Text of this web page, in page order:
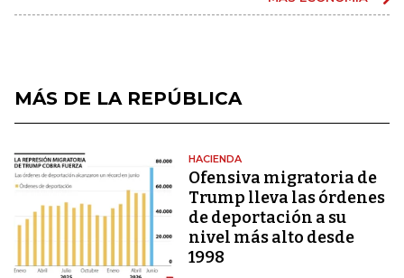
MÁS DE LA REPÚBLICA
HACIENDA
Ofensiva migratoria de
Trump lleva las órdenes
de deportación a su
nivel más alto desde
1998